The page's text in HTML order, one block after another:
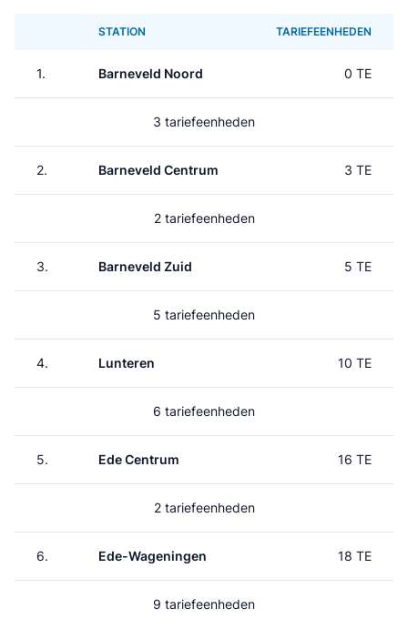
STATION TARIEFEENHEDEN
1. Barneveld Noord 0 TE
3 tariefeenheden
2. Barneveld Centrum 3 TE
2 tariefeenheden
3. Barneveld Zuid 5 TE
5 tariefeenheden
4. Lunteren 10 TE
6 tariefeenheden
5. Ede Centrum 16 TE
2 tariefeenheden
6. Ede-Wageningen 18 TE
9 tariefeenheden